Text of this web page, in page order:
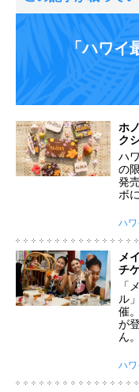
「ハワイ
ホ
ク
ハ
の
発
ボ
ハワ
メ
チ
「
ル
催
が
ん。
ハワ